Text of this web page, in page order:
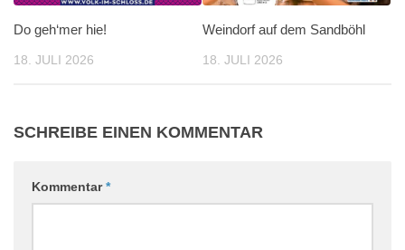
Do geh‘mer hie!
18. JULI 2026
Weindorf auf dem Sandböhl
18. JULI 2026
SCHREIBE EINEN KOMMENTAR
Kommentar*